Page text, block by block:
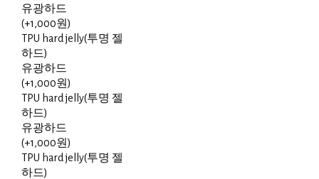
유광하드
(+1,000원)
TPU hard jelly(투명 젤
하드)
유광하드
(+1,000원)
TPU hard jelly(투명 젤
하드)
유광하드
(+1,000원)
TPU hard jelly(투명 젤
하드)